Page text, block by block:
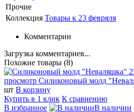
Прочие
Коллекция Товары к 23 февряля
Комментарии
Загрузка комментариев...
Похожие товары (8)
просмотр Силиконовый молд
шт В корзину
Купить в 1 клик К сравнению
В избранное
В наличии